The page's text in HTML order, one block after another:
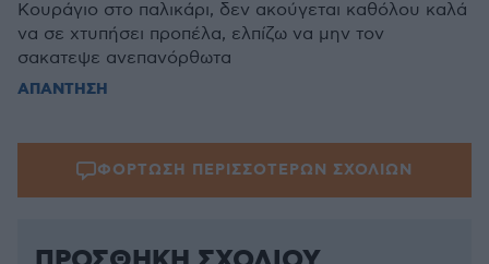
Κουράγιο στο παλικάρι, δεν ακούγεται καθόλου καλά
να σε χτυπήσει προπέλα, ελπίζω να μην τον
σακατεψε ανεπανόρθωτα
ΑΠΑΝΤΗΣΗ
ΦΟΡΤΩΣΗ ΠΕΡΙΣΣΟΤΕΡΩΝ ΣΧΟΛΙΩΝ